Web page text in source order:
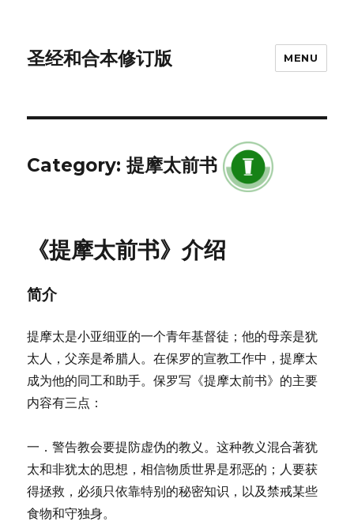
圣经和合本修订版 MENU
Category: 提摩太前书
《提摩太前书》介绍
简介
提摩太是小亚细亚的一个青年基督徒；他的母亲是犹
太人，父亲是希腊人。在保罗的宣教工作中，提摩太
成为他的同工和助手。保罗写《提摩太前书》的主要
内容有三点：
一．警告教会要提防虚伪的教义。这种教义混合著犹
太和非犹太的思想，相信物质世界是邪恶的；人要获
得拯救，必须只依靠特别的秘密知识，以及禁戒某些
食物和守独身。